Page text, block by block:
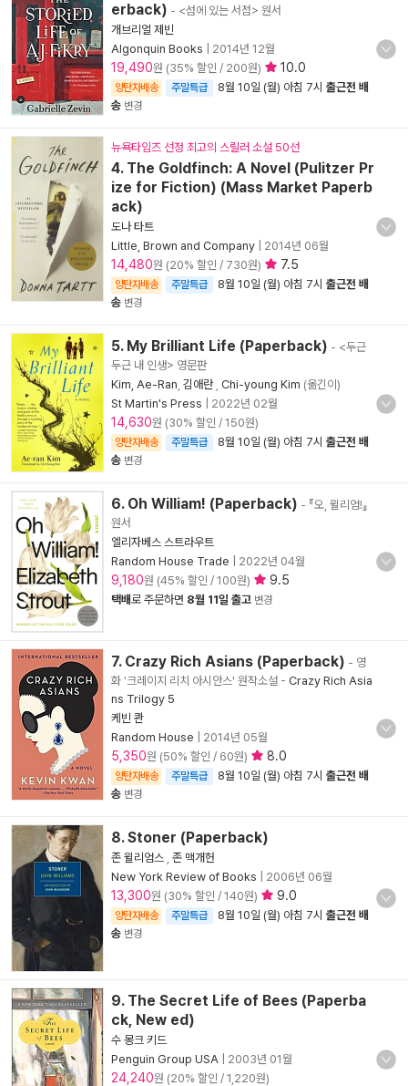
erback) - <섬에 있는 서점> 원서
개브리얼 제빈
Algonquin Books
2014년 12월
19,490원 (35% 할인 / 200원) 10.0
양탄자배송 주말특급 8월 10일 (월) 아침 7시 출근전 배
송 변경
뉴욕타임즈 선정 최고의 스릴러 소설 50선
4. The Goldfinch: A Novel (Pulitzer Pr
ize for Fiction) (Mass Market Paperb
ack)
도나 타트
Little, Brown and Company
2014년 06월
14,480원 (20% 할인 / 730원) 7.5
양탄자배송 주말특급 8월 10일 (월) 아침 7시 출근전 배
송 변경
5. My Brilliant Life (Paperback) - <두근
두근 내 인생> 영문판
Kim, Ae-Ran 김애란, Chi-young Kim (옮긴이)
St Martin's Press
2022년 02월
14,630원 (30% 할인 / 150원)
양탄자배송 주말특급 8월 10일 (월) 아침 7시 출근전 배
송 변경
6. Oh William! (Paperback) - 『오, 윌리엄!』
원서
엘리자베스 스트라우트
Random House Trade
2022년 04월
9,180원 (45% 할인 / 100원) 9.5
택배로 주문하면 8월 11일 출고 변경
7. Crazy Rich Asians (Paperback) - 영
화 '크레이지 리치 아시안스' 원작소설 - Crazy Rich Asia
ns Trilogy 5
케빈 콴
Random House
2014년 05월
5,350원 (50% 할인 / 60원) 8.0
양탄자배송 주말특급 8월 10일 (월) 아침 7시 출근전 배
송 변경
8. Stoner (Paperback)
존 윌리엄스 존 맥개헌
New York Review of Books
2006년 06월
13,300원 (30% 할인 / 140원) 9.0
양탄자배송 주말특급 8월 10일 (월) 아침 7시 출근전 배
송 변경
9. The Secret Life of Bees (Paperba
ck, New ed)
수 몽크 키드
Penguin Group USA
2003년 01월
24,240원 (20% 할인 / 1,220원)